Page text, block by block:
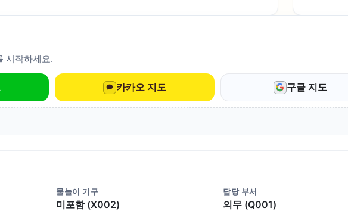
시작하세요.
카카오 지도 구글 지도
물놀이 기구
미포함 (X002)
담당 부서
의무 (Q001)